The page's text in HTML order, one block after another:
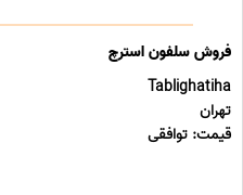
فروش سلفون استرچ
Tablighatiha
تهران
قیمت: توافقی